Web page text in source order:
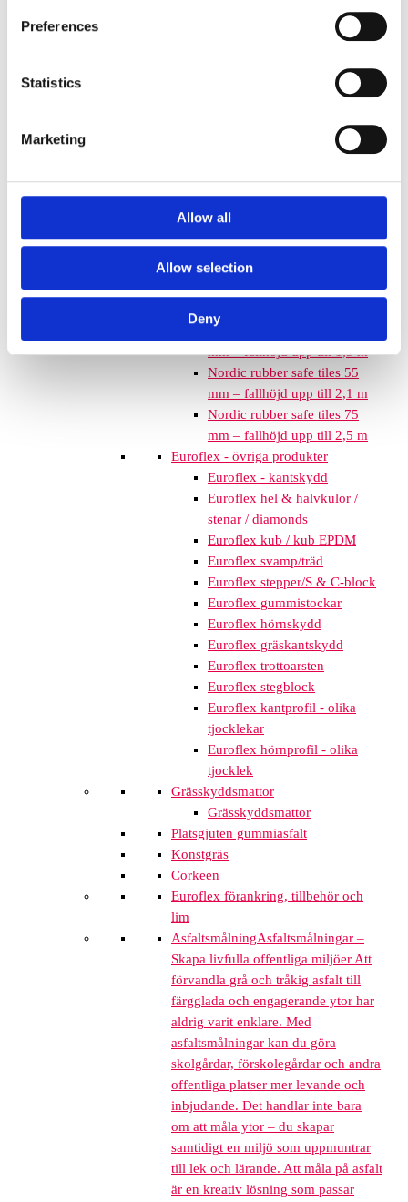
Preferences
Statistics
Marketing
Allow all
Allow selection
Deny
mm - för fallhöjd till och med
mm - för fallhöjd 1,2 meter
Euroflex fallskyddsmatta 50
mm - för fallhöjd 1,5 meter
Euroflex fallskyddsmatta 60
Euroflex fallskyddsmatta 70
Euroflex fallskyddsmatta 80
mm - för fallhöjd 2,4 meter
Euroflex fallskyddsmatta 90
mm soft - för fallhöjd 3,0
Nordic rubber safe tiles 40
mm – fallhöjd upp till 1,5 m
Nordic rubber safe tiles 55
mm – fallhöjd upp till 2,1 m
Nordic rubber safe tiles 75
mm – fallhöjd upp till 2,5 m
Euroflex - övriga produkter
Euroflex - kantskydd
Euroflex hel & halvkulor /
stenar / diamonds
Euroflex kub / kub EPDM
Euroflex svamp/träd
Euroflex stepper/S & C-block
Euroflex gummistockar
Euroflex hörnskydd
Euroflex gräskantskydd
Euroflex trottoarsten
Euroflex stegblock
Euroflex kantprofil - olika
tjocklekar
Euroflex hörnprofil - olika
tjocklek
Grässkyddsmattor
Grässkyddsmattor
Platsgjuten gummiasfalt
Konstgräs
Corkeen
Euroflex förankring, tillbehör och
lim
AsfaltsmålningAsfaltsmålningar –
Skapa livfulla offentliga miljöer Att
förvandla grå och tråkig asfalt till
färgglada och engagerande ytor har
aldrig varit enklare. Med
asfaltsmålningar kan du göra
skolgårdar, förskolegårdar och andra
offentliga platser mer levande och
inbjudande. Det handlar inte bara
om att måla ytor – du skapar
samtidigt en miljö som uppmuntrar
till lek och lärande. Att måla på asfalt
är en kreativ lösning som passar